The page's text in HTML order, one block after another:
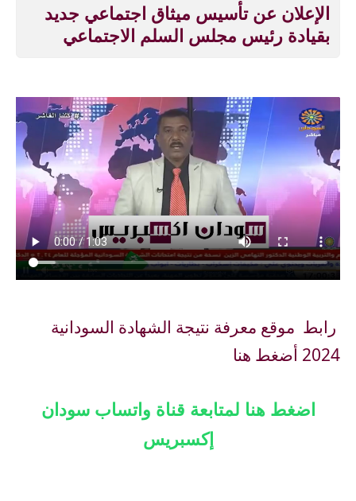
الإعلان عن تأسيس ميثاق اجتماعي جديد
بقيادة رئيس مجلس السلم الاجتماعي
رابط موقع معرفة نتيجة الشهادة السودانية
2024 أضغط هنا
اضغط هنا لمتابعة قناة واتساب سودان
إكسبريس